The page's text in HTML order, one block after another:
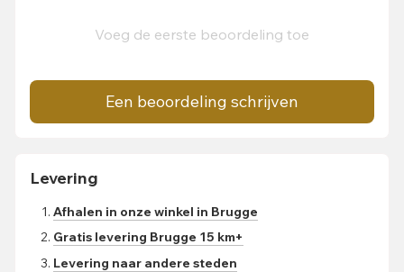
Voeg de eerste beoordeling toe
Een beoordeling schrijven
Levering
Afhalen in onze winkel in Brugge
Gratis levering Brugge 15 km+
Levering naar andere steden